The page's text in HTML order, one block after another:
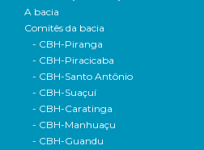
A bacia
Comitês da bacia
- CBH-Piranga
- CBH-Piracicaba
- CBH-Santo Antônio
- CBH-Suaçuí
- CBH-Caratinga
- CBH-Manhuaçu
- CBH-Guandu